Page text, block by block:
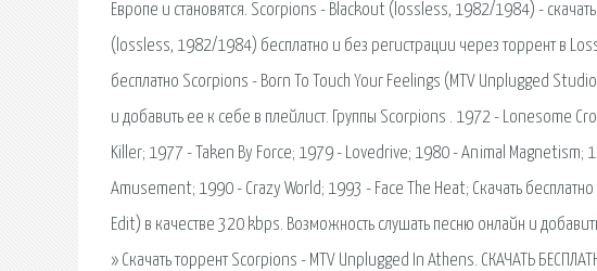
Европе и становятся. Scorpions - Blackout (lossless, 1982/1984) -
(lossless, 1982/1984) бесплатно и без регистрации через торрент в
бесплатно Scorpions - Born To Touch Your Feelings (MTV Unplugged
и добавить ее к себе в плейлист. Группы Scorpions . 1972 - Lonesome
Killer; 1977 - Taken By Force; 1979 - Lovedrive; 1980 - Animal
Amusement; 1990 - Crazy World; 1993 - Face The Heat; Скачать
Edit) в качестве 320 kbps. Возможность слушать песню онлайн и
» Скачать торрент Scorpions - MTV Unplugged In Athens. СКАЧАТЬ